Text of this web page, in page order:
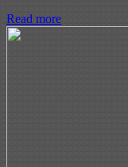
Read more